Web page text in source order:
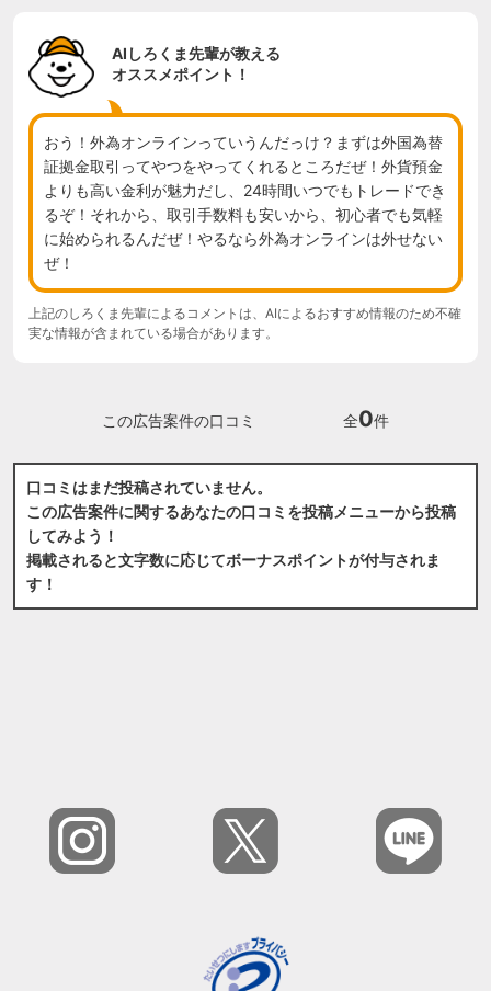
AIしろくま先輩が教える
オススメポイント！
おう！外為オンラインっていうんだっけ？まずは外国為替
証拠金取引ってやつをやってくれるところだぜ！外貨預金
よりも高い金利が魅力だし、24時間いつでもトレードでき
るぞ！それから、取引手数料も安いから、初心者でも気軽
に始められるんだぜ！やるなら外為オンラインは外せない
ぜ！
上記のしろくま先輩によるコメントは、AIによるおすすめ情報のため不確
実な情報が含まれている場合があります。
この広告案件の口コミ 全0件
口コミはまだ投稿されていません。
この広告案件に関するあなたの口コミを投稿メニューから投稿
してみよう！
掲載されると文字数に応じてボーナスポイントが付与されま
す！